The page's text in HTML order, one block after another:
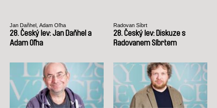
Jan Daňhel, Adam Oľha
28. Český lev: Jan Daňhel a
Adam Oľha
Radovan Síbrt
28. Český lev: Diskuze s
Radovanem Síbrtem